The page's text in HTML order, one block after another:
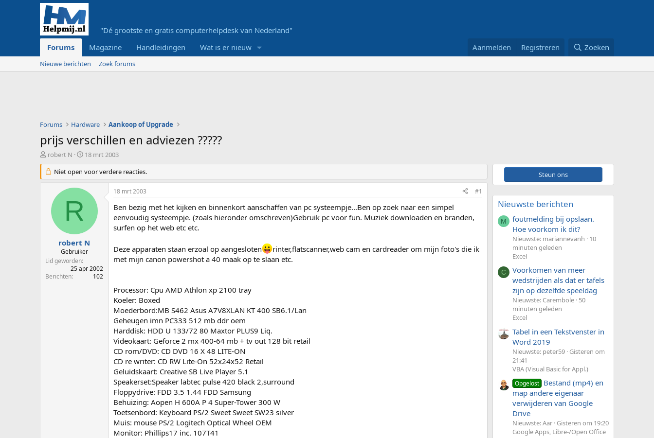
"Dé grootste en gratis computerhelpdesk van Nederland"
Forums
Magazine Handleidingen Wat is er nieuw Aanmelden Registreren Zoeken
Nieuwe berichten Zoek forums
Forums Hardware Aankoop of Upgrade
prijs verschillen en adviezen ?????
O
d
e
r
e
robert N
S
a
r
t
m
18 mrt 2003
Niet open voor verdere reacties.
R
robert N
Gebruiker
Lid geworden
25 apr 2002
Berichten
102
18 mrt 2003 #1
Ben bezig met het kijken en binnenkort aanschaffen van pc systeempje...Ben op zoek naar een simpel
eenvoudig systeempje. (zoals hieronder omschreven)Gebruik pc voor fun. Muziek downloaden en branden,
surfen op het web etc etc.
Deze apparaten staan erzoal op aangesloten
rinter,flatscanner,web cam en cardreader om mijn foto's die ik
met mijn canon powershot a 40 maak op te slaan etc.
Processor: Cpu AMD Athlon xp 2100 tray
Koeler: Boxed
Moederbord:MB S462 Asus A7V8XLAN KT 400 SB6.1/Lan
Geheugen imn PC333 512 mb ddr oem
Harddisk: HDD U 133/72 80 Maxtor PLUS9 Liq.
Videokaart: Geforce 2 mx 400-64 mb + tv out 128 bit retail
CD rom/DVD: CD DVD 16 X 48 LITE-ON
CD re writer: CD RW Lite-On 52x24x52 Retail
Geluidskaart: Creative SB Live Player 5.1
Speakerset:Speaker labtec pulse 420 black 2,surround
Floppydrive: FDD 3.5 1.44 FDD Samsung
Behuizing: Aopen H 600A P 4 Super-Tower 300 W
Toetsenbord: Keyboard PS/2 Sweet Sweet SW23 silver
Muis: mouse PS/2 Logitech Optical Wheel OEM
Monitor: Phillips17 inc. 107T41
Steun ons
Nieuwste berichten
M
foutmelding bij opslaan.
Hoe voorkom ik dit?
Nieuwste: mariannevanh
10
minuten geleden
Excel
C
Voorkomen van meer
wedstrijden als dat er tafels
zijn op dezelfde speeldag
Nieuwste: Carembole 50
minuten geleden
Excel
Tabel in een Tekstvenster in
Word 2019
Nieuwste: peter59 Gisteren om
21:41
VBA (Visual Basic for Appl.)
Opgelost Bestand (mp4) en
map andere eigenaar
verwijderen van Google
Drive
Nieuwste: Aar Gisteren om 19:20
Google Apps, Libre-/Open Office